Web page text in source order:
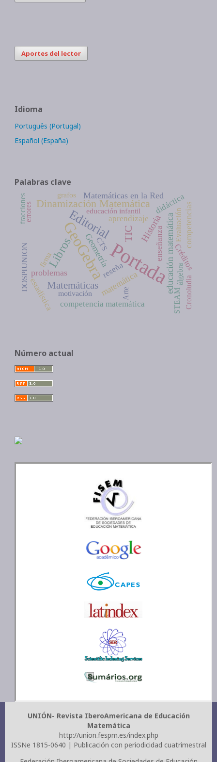
Aportes del lector
Idioma
Português (Portugal)
Español (España)
Palabras clave
Portada
GeoGebra
Editorial
Libros
TIC
Dinamización Matemática
Matemáticas educación matemática
Historia
matemática
Matemáticas en la Red
Geometría
problemas
estadística
reseña
competencia matemática
Créditos
aprendizaje
DOSPIUNION
didáctica
enseñanza competencias
motivación
álgebra
errores
firma
Arte
fracciones
Cronoludia
Evaluación
CTS
STEAM
educación infantil
grafos
Número actual
UNIÓN- Revista IberoAmericana de Educación
Matemática
http://union.fespm.es/index.php
ISSNe 1815-0640 | Publicación con periodicidad cuatrimestral